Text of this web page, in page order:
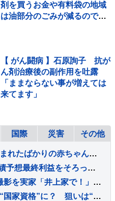
剤を買うお金や有料袋の地域
は油部分のごみが減るので、
【 がん闘病 】石原詢子 抗が
ん剤治療後の副作用を吐露
「ままならない事が増えては
来てます」
国際 災害 その他
“泣いてもいいんだよ”生まれたばかりの赤ちゃんと母親の居場所「1時間おきに泣いて、迷惑かけてしまうのでは」【熊本地震から10日 新たな支援の輪】
海運大手3社 今年度の業績予想最終利益をそろって上方修正 ホルムズ海峡封鎖で輸送ルートが多様化し船舶需要増
【 井上咲楽 】料理本の撮影を実家「井上家で！」愛猫「ねじ」が家族を見つめる中 総出で料理
「家事支援サービス」が“国家資格”に？ 狙いは“国のお墨付き”で信頼性アップ？【Nスタ解説】